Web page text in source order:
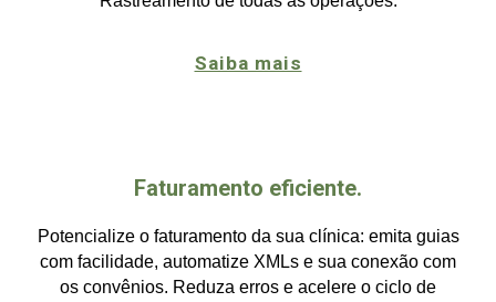
Saiba mais
Faturamento eficiente.
Potencialize o faturamento da sua clínica: emita guias
com facilidade, automatize XMLs e sua conexão com
os convênios. Reduza erros e acelere o ciclo de